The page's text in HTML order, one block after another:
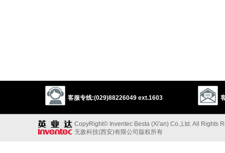
客服专线:(029)88226049 ext.1603
CopyRight© Inventec Besta (Xi'an) Co.,Ltd. All Rights
无敌科技(西安)有限公司版权所有